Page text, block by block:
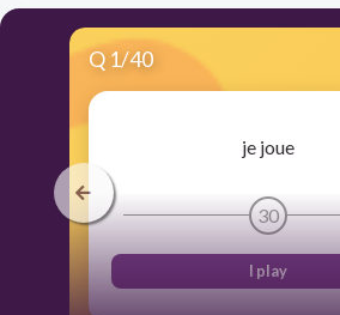
Q 1/40
je joue
30
I play